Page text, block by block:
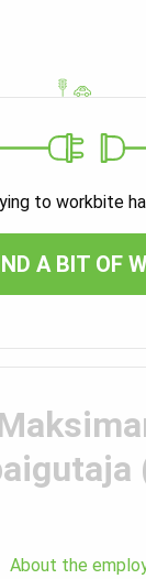
to workbite
A BIT OF
About the